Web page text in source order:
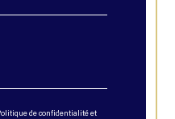
de confidentialité et